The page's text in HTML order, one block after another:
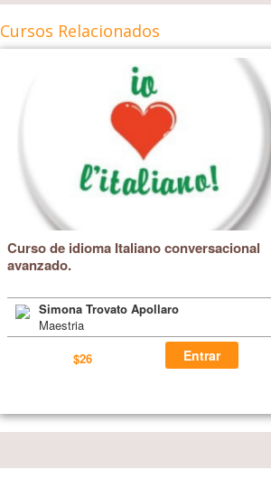
Cursos Relacionados
Curso de idioma Italiano conversacional
avanzado.
Simona Trovato Apollaro
Maestria
$26
Entrar